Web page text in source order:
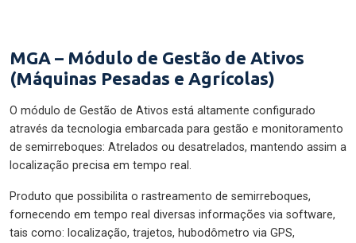
MGA – Módulo de Gestão de Ativos
(Máquinas Pesadas e Agrícolas)
O módulo de Gestão de Ativos está altamente configurado
através da tecnologia embarcada para gestão e monitoramento
de semirreboques: Atrelados ou desatrelados, mantendo assim a
localização precisa em tempo real.
Produto que possibilita o rastreamento de semirreboques,
fornecendo em tempo real diversas informações via software,
tais como: localização, trajetos, hubodômetro via GPS,